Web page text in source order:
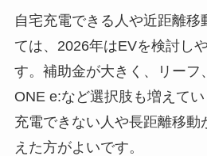
自宅充電できる人や近距離移
ては、2026年はEVを検討し
す。補助金が大きく、リーフ
ONE e:など選択肢も増えて
充電できない人や長距離移動
えた方がよいです。